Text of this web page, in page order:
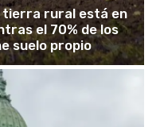
tierra rural está en
el 70% de los
suelo propio